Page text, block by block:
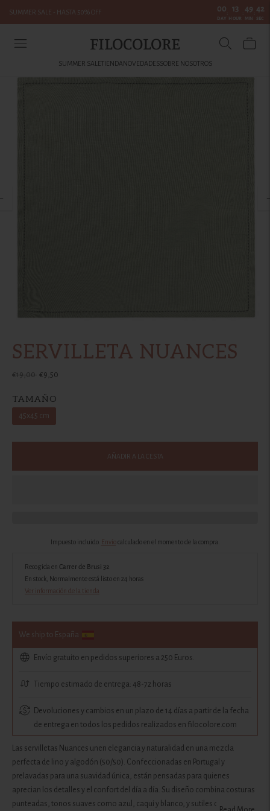
SUMMER SALE - HASTA 50% OFF 00
DAY
: 13
HOUR
: 49
MIN
: 42
SEC
FILOCOLORE
SUMMER SALETIENDANOVEDADESSOBRE NOSOTROS
SERVILLETA NUANCES
€19,00Precio
€9,50
TAMAÑO
45x45 cm
AÑADIR A LA CESTA
Impuesto incluido. Envíocalculado en el momento de la compra.
Recogida en Carrer de Brusi 32
En stock, Normalmente está listo en 24 horas
Ver información de la tienda
We ship to España
Envío gratuito en pedidos superiores a 250 Euros.
Tiempo estimado de entrega: 48-72 horas
Devoluciones y cambios en un plazo de 14 días a partir de la fecha
de entrega en todos los pedidos realizados en filocolore.com
Las servilletas Nuances unen elegancia y naturalidad en una mezcla
perfecta de lino y algodón (50/50). Confeccionadas en Portugal y
prelavadas para una suavidad única, están pensadas para quienes
aprecian los detalles y el confort del día a día. Su diseño combina costuras
punteadas, tonos suaves como azul, caqui y blanco, y sutiles contrastes